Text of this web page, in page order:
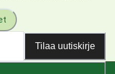
Tilaa uutiskirje